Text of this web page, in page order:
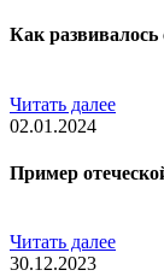
Как развивалось
Читать далее
02.01.2024
Пример
Читать далее
30.12.2023